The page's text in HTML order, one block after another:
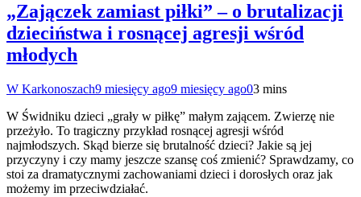
„Zajączek zamiast piłki” – o brutalizacji
dzieciństwa i rosnącej agresji wśród
młodych
W Karkonoszach9 miesięcy ago9 miesięcy ago03 mins
W Świdniku dzieci „grały w piłkę” małym zającem. Zwierzę nie
przeżyło. To tragiczny przykład rosnącej agresji wśród
najmłodszych. Skąd bierze się brutalność dzieci? Jakie są jej
przyczyny i czy mamy jeszcze szansę coś zmienić? Sprawdzamy, co
stoi za dramatycznymi zachowaniami dzieci i dorosłych oraz jak
możemy im przeciwdziałać.